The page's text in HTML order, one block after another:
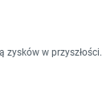
w przyszłości.